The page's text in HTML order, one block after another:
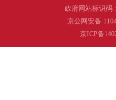
政府网站标识码
京公网安备
京ICP备